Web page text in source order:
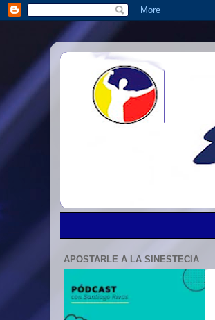
APOSTARLE A LA SINESTECIA